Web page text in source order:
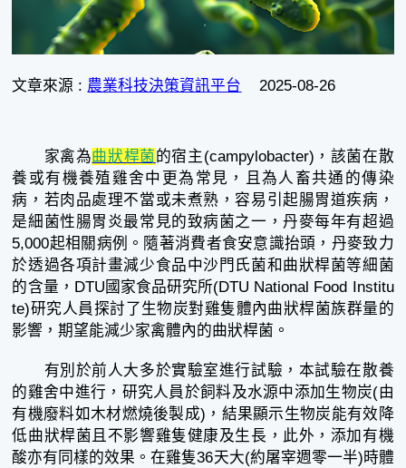
文章來源 : 農業科技決策資訊平台 2025-08-26
家禽為曲狀桿菌的宿主(campylobacter)，該菌在散
養或有機養殖雞舍中更為常見，且為人畜共通的傳染
病，若肉品處理不當或未煮熟，容易引起腸胃道疾病，
是細菌性腸胃炎最常見的致病菌之一，丹麥每年有超過
5,000起相關病例。隨著消費者食安意識抬頭，丹麥致力
於透過各項計畫減少食品中沙門氏菌和曲狀桿菌等細菌
的含量，DTU國家食品研究所(DTU National Food Institu
te)研究人員探討了生物炭對雞隻體內曲狀桿菌族群量的
影響，期望能減少家禽體內的曲狀桿菌。
有別於前人大多於實驗室進行試驗，本試驗在散養
的雞舍中進行，研究人員於飼料及水源中添加生物炭(由
有機廢料如木材燃燒後製成)，結果顯示生物炭能有效降
低曲狀桿菌且不影響雞隻健康及生長，此外，添加有機
酸亦有同樣的效果。在雞隻36天大(約屠宰週零一半)時體